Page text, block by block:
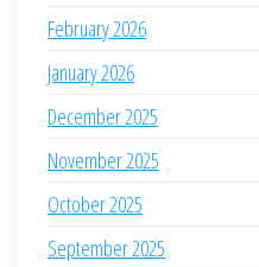
February 2026
January 2026
December 2025
November 2025
October 2025
September 2025